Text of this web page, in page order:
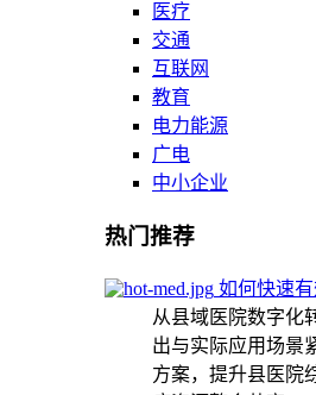
医疗
交通
互联网
教育
电力能源
广电
中小企业
热门推荐
如何快速
从县域医院数字化
出与实际应用场景
方案，提升县医院